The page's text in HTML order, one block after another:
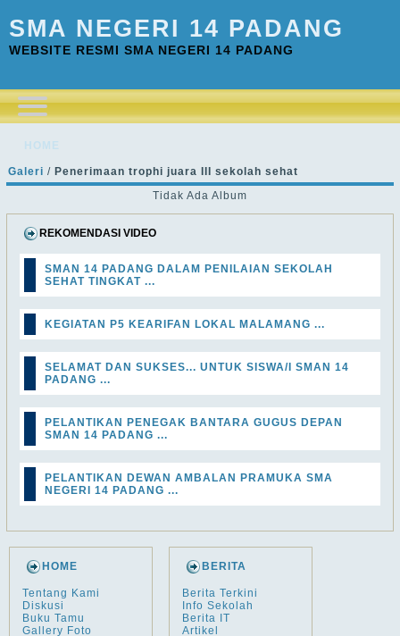
SMA NEGERI 14 PADANG
WEBSITE RESMI SMA NEGERI 14 PADANG
HOME
Galeri / Penerimaan trophi juara III sekolah sehat
Tidak Ada Album
REKOMENDASI VIDEO
SMAN 14 PADANG DALAM PENILAIAN SEKOLAH
SEHAT TINGKAT ...
KEGIATAN P5 KEARIFAN LOKAL MALAMANG ...
SELAMAT DAN SUKSES... UNTUK SISWA/I SMAN 14
PADANG ...
PELANTIKAN PENEGAK BANTARA GUGUS DEPAN
SMAN 14 PADANG ...
PELANTIKAN DEWAN AMBALAN PRAMUKA SMA
NEGERI 14 PADANG ...
HOME
Tentang Kami
Diskusi
Buku Tamu
Gallery Foto
BERITA
Berita Terkini
Info Sekolah
Berita IT
Artikel